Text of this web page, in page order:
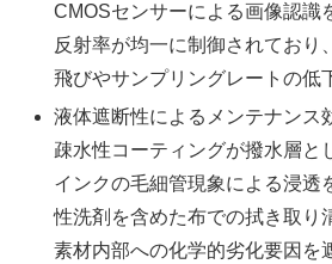
CMOSセンサーによる画像認識
反射率が均一に制御されており
飛びやサンプリングレートの低
液体遮断性によるメンテナンス
疎水性コーティングが撥水層と
インクの毛細管現象による浸透
性洗剤を含めた布での拭き取り
素材内部への化学的劣化要因を